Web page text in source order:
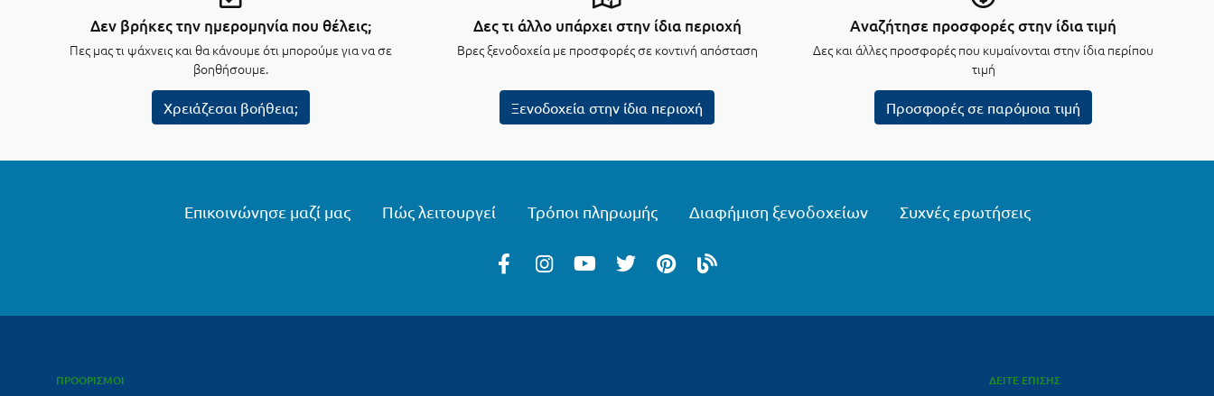
Δεν βρήκες την ημερομηνία που θέλεις;
Πες μας τι ψάχνεις και θα κάνουμε ότι μπορούμε για να σε
βοηθήσουμε.
Χρειάζεσαι βοήθεια;
Δες τι άλλο υπάρχει στην ίδια περιοχή
Βρες ξενοδοχεία με προσφορές σε κοντινή απόσταση
Ξενοδοχεία στην ίδια περιοχή
Αναζήτησε προσφορές στην ίδια τιμή
Δες και άλλες προσφορές που κυμαίνονται στην ίδια περίπου
τιμή
Προσφορές σε παρόμοια τιμή
Επικοινώνησε μαζί μας Πώς λειτουργεί Τρόποι πληρωμής Διαφήμιση ξενοδοχείων Συχνές ερωτήσεις
ΠΡΟΟΡΙΣΜΟΙ ΔΕΙΤΕ ΕΠΙΣΗΣ